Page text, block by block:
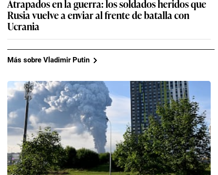
Atrapados en la guerra: los soldados heridos que
Rusia vuelve a enviar al frente de batalla con
Ucrania
Más sobre Vladimir Putin